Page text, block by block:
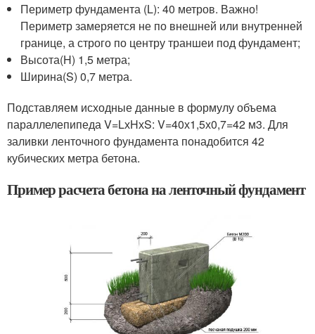
Периметр фундамента (L): 40 метров. Важно!
Периметр замеряется не по внешней или внутренней
границе, а строго по центру траншеи под фундамент;
Высота(H) 1,5 метра;
Ширина(S) 0,7 метра.
Подставляем исходные данные в формулу объема
параллелепипеда V=LхHхS: V=40х1,5х0,7=42 м3. Для
заливки ленточного фундамента понадобится 42
кубических метра бетона.
Пример расчета бетона на ленточный фундамент